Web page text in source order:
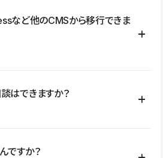
ビスサイト、LP、採用サイト、ブロ
イト、店舗・商品紹介サイト、ポートフ
ます。
など他のCMSから移行できま
ンテンツ、URLを整理したうえで、
移行できます。 WordPressの場合は、
がそのまま移行されるわけではないた
はできますか？
いサイトや、複数部門での運用、権限管
ですか？